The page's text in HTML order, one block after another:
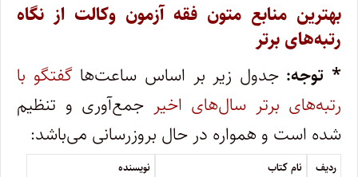
بهترین منابع متون فقه آزمون وکالت از نگاه
رتبه‌های برتر
* توجه: جدول زیر بر اساس ساعت‌هاگفتگو با
رتبه‌های برتر سال‌های اخیر جمع‌آوری و تنظیم
شده است و همواره در حال بروزرسانی می‌باشد:
ردیف نام کتاب
نویسنده